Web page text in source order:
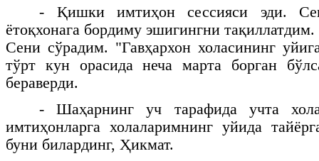
- Қишки имтиҳон сессияси эди.
ётоқхонага бордиму эшигингни
Сени сўрадим. "Гавҳархон холасининг
тўрт кун орасида неча марта борган
бераверди.
- Шаҳарнинг уч тарафида учта
имтиҳонларга холаларимнинг уйида
буни билардинг, Ҳикмат.